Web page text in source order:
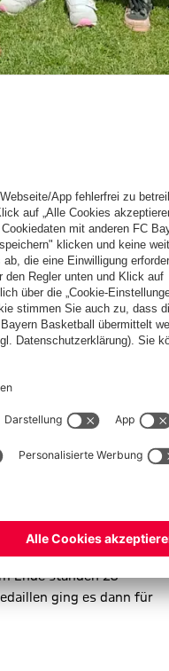
Rasen aus.
unsere Minis zusammen
den Start des
unser erstes Spiel gegen
I und TSV
es dann noch einen
Sieger vom Platz gingen.
Freude über 22
waren vor allem
Minis alles
enger
freien Mitspieler wurden
Ende standen 23
ging es dann für